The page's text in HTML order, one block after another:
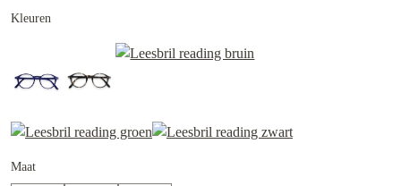
Kleuren
Maat